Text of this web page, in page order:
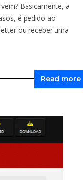
Basicamente, a
é pedido ao
ou receber uma
Read more